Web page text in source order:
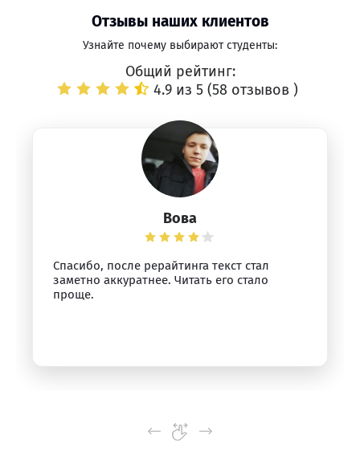
Отзывы наших клиентов
Узнайте почему выбирают студенты:
Общий рейтинг:
4.9 из 5 (58 отзывов )
Вова
Спасибо, после рерайтинга текст стал
заметно аккуратнее. Читать его стало
проще.